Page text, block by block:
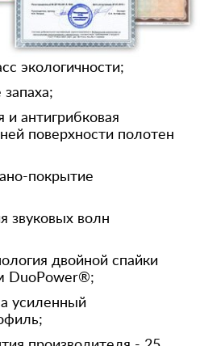
экологичности;
запаха;
и антигрибковая
поверхности полотен
покрытие
звуковых волн
двойной спайки
DuoPower®;
усиленный